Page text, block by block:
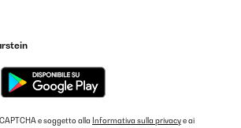
e soggetto alla Informativa sulla privacye ai